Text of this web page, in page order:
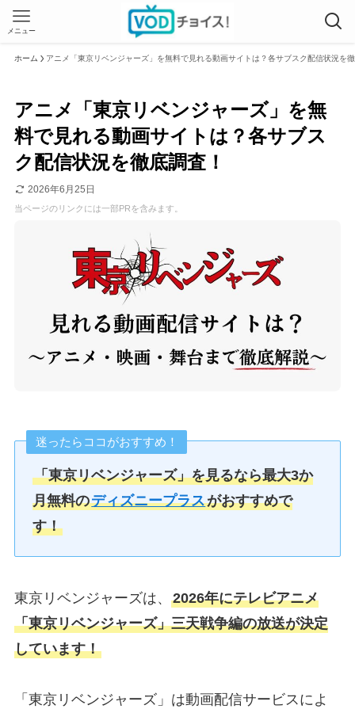
メニュー
ホーム アニメ「東京リベンジャーズ」を無料で見れる動画サイトは？各サブスク配信状況を
アニメ「東京リベンジャーズ」を無
料で見れる動画サイトは？各サブス
ク配信状況を徹底調査！
2026年6月25日
当ページのリンクには一部PRを含みます。
迷ったらココがおすすめ！
「東京リベンジャーズ」を見るなら最大3か
月無料のディズニープラスがおすすめで
す！
東京リベンジャーズは、 2026年にテレビアニメ
「東京リベンジャーズ」三天戦争編の放送が決定
しています！
「東京リベンジャーズ」は動画配信サービスによ